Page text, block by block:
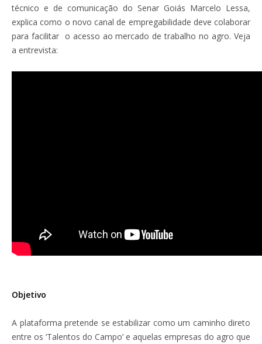
técnico e de comunicação do Senar Goiás Marcelo Lessa,
explica como o novo canal de empregabilidade deve colaborar
para facilitar o acesso ao mercado de trabalho no agro. Veja
a entrevista:
Objetivo
A plataforma pretende se estabilizar como um caminho direto
entre os ‘Talentos do Campo’ e aquelas empresas do agro que